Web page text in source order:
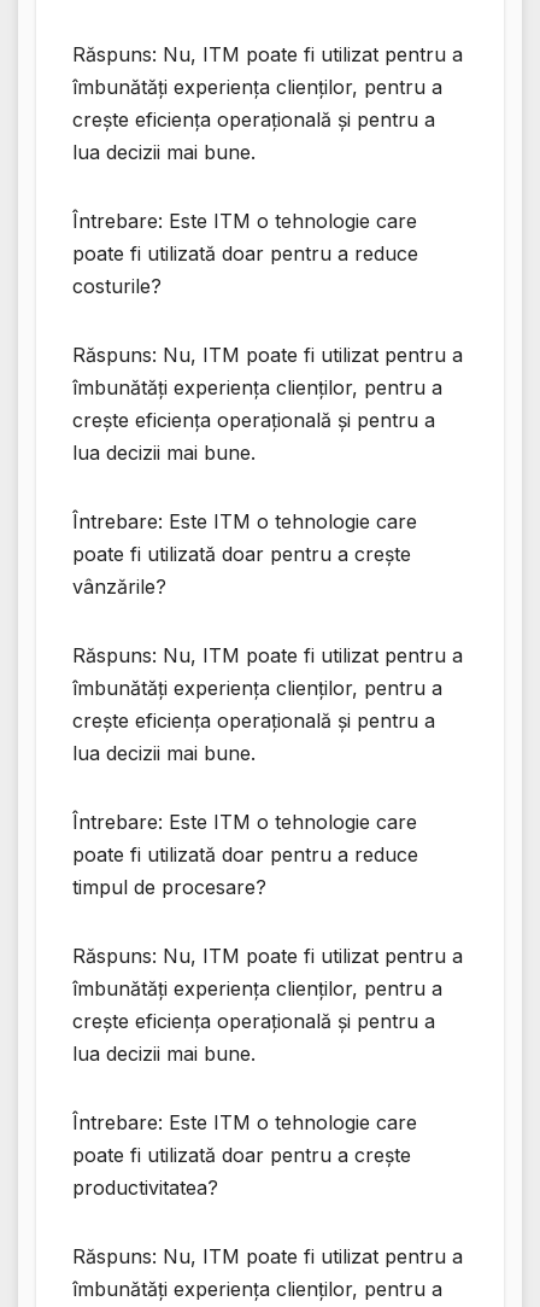
Răspuns: Nu, ITM poate fi utilizat pentru a
îmbunătăți experiența clienților, pentru a
crește eficiența operațională și pentru a
lua decizii mai bune.
Întrebare: Este ITM o tehnologie care
poate fi utilizată doar pentru a reduce
costurile?
Răspuns: Nu, ITM poate fi utilizat pentru a
îmbunătăți experiența clienților, pentru a
crește eficiența operațională și pentru a
lua decizii mai bune.
Întrebare: Este ITM o tehnologie care
poate fi utilizată doar pentru a crește
vânzările?
Răspuns: Nu, ITM poate fi utilizat pentru a
îmbunătăți experiența clienților, pentru a
crește eficiența operațională și pentru a
lua decizii mai bune.
Întrebare: Este ITM o tehnologie care
poate fi utilizată doar pentru a reduce
timpul de procesare?
Răspuns: Nu, ITM poate fi utilizat pentru a
îmbunătăți experiența clienților, pentru a
crește eficiența operațională și pentru a
lua decizii mai bune.
Întrebare: Este ITM o tehnologie care
poate fi utilizată doar pentru a crește
productivitatea?
Răspuns: Nu, ITM poate fi utilizat pentru a
îmbunătăți experiența clienților, pentru a